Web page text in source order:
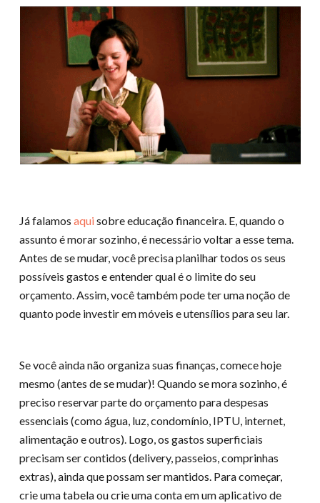
Já falamosaquisobre educação financeira. E, quando o
assunto é morar sozinho, é necessário voltar a esse tema.
Antes de se mudar, você precisa planilhar todos os seus
possíveis gastos e entender qual é o limite do seu
orçamento. Assim, você também pode ter uma noção de
quanto pode investir em móveis e utensílios para seu lar.
Se você ainda não organiza suas finanças, comece hoje
mesmo (antes de se mudar)! Quando se mora sozinho, é
preciso reservar parte do orçamento para despesas
essenciais (como água, luz, condomínio, IPTU, internet,
alimentação e outros). Logo, os gastos superficiais
precisam ser contidos (delivery, passeios, comprinhas
extras), ainda que possam ser mantidos. Para começar,
crie uma tabela ou crie uma conta em um aplicativo de